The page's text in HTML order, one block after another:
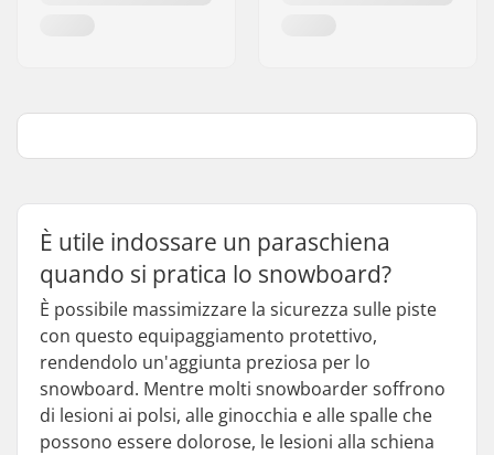
È utile indossare un paraschiena
quando si pratica lo snowboard?
È possibile massimizzare la sicurezza sulle piste
con questo equipaggiamento protettivo,
rendendolo un'aggiunta preziosa per lo
snowboard. Mentre molti snowboarder soffrono
di lesioni ai polsi, alle ginocchia e alle spalle che
possono essere dolorose, le lesioni alla schiena